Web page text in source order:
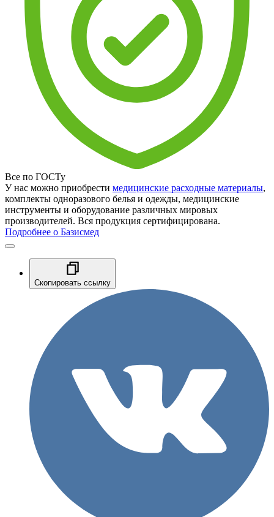
Все по ГОСТу
У нас можно приобрести медицинские расходные материалы,
комплекты одноразового белья и одежды, медицинские
инструменты и оборудование различных мировых
производителей. Вся продукция сертифицирована.
Подробнее о Базисмед
Скопировать ссылку